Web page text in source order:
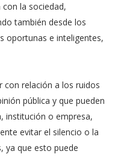
la sociedad,
también desde los
oportunas e inteligentes,
con relación a los ruidos
pública y que pueden
institución o empresa,
evitar el silencio o la
ya que esto puede